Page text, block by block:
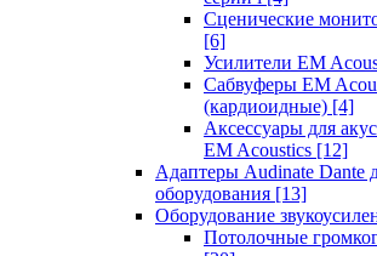
Сценические
[6]
Усилители EM
Сабвуферы EM
(кардиоидные) [4]
Аксессуары для
EM Acoustics [12]
Адаптеры Audinate Dante
оборудования [13]
Оборудование
Потолочные